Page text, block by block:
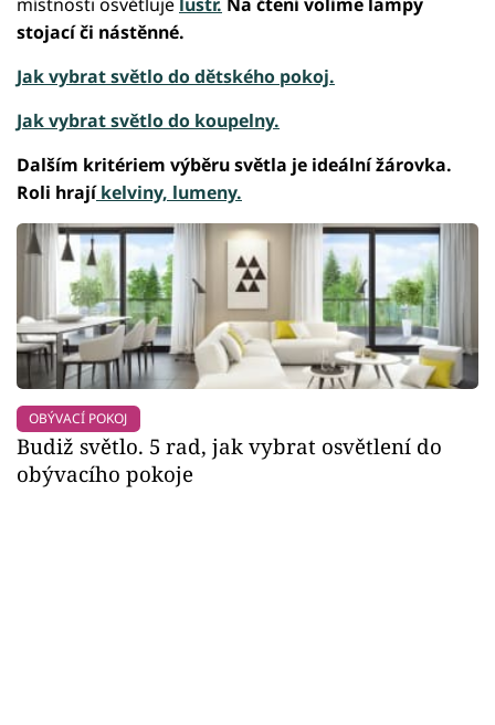
stojací či nástěnné.
Jak vybrat světlo do dětského pokoj.
Jak vybrat světlo do koupelny.
Dalším kritériem výběru světla je ideální žárovka.
Roli hrajíkelviny, lumeny.
OBÝVACÍ POKOJ
Budiž světlo. 5 rad, jak vybrat osvětlení do
obývacího pokoje